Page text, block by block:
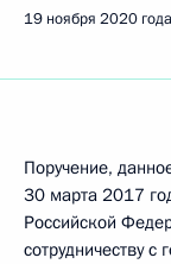
19 ноября 2020 года
Поручение,
30 марта 2017
Российской
сотрудничеству